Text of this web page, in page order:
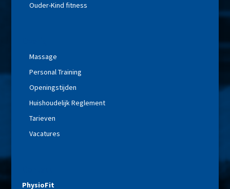
Ouder-Kind fitness
Massage
Personal Training
Openingstijden
Huishoudelijk Reglement
Tarieven
Vacatures
PhysioFit